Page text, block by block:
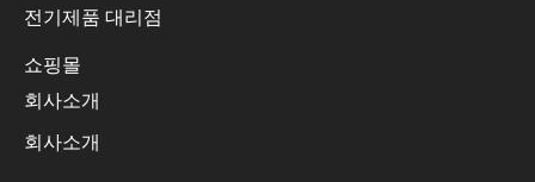
전기제품 대리점
쇼핑몰
회사소개
회사소개